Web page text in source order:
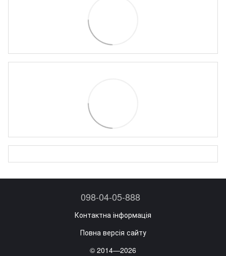
098-04-05-888
Контактна інформація
Повна версія сайту
© 2014—2026